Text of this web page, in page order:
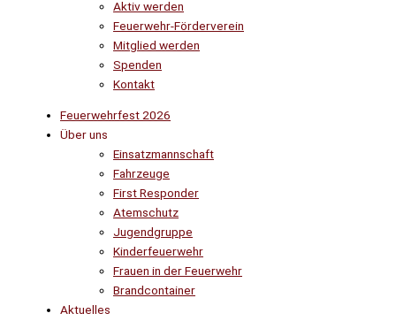
Aktiv werden
Feuerwehr-Förderverein
Mitglied werden
Spenden
Kontakt
Feuerwehrfest 2026
Über uns
Einsatzmannschaft
Fahrzeuge
First Responder
Atemschutz
Jugendgruppe
Kinderfeuerwehr
Frauen in der Feuerwehr
Brandcontainer
Aktuelles